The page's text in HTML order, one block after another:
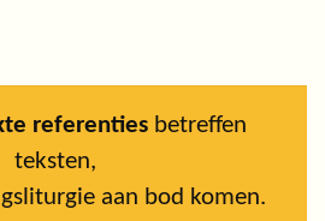
referentiesbetreffen
teksten,
aan bod komen.